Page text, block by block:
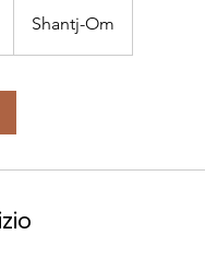
Shantj-Om